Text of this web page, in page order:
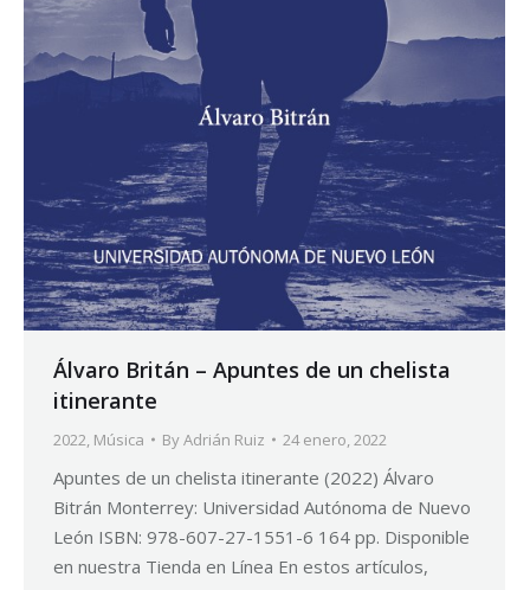
Álvaro Britán – Apuntes de un chelista
itinerante
2022, Música ByAdrián Ruiz 24 enero, 2022
Apuntes de un chelista itinerante (2022) Álvaro
Bitrán Monterrey: Universidad Autónoma de Nuevo
León ISBN: 978-607-27-1551-6 164 pp. Disponible
en nuestra Tienda en Línea En estos artículos,